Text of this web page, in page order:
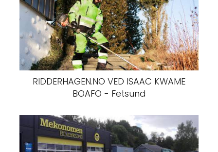
RIDDERHAGEN.NO VED ISAAC KWAME
BOAFO - Fetsund